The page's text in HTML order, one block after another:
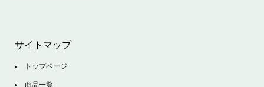
サイトマップ
トップページ
商品一覧